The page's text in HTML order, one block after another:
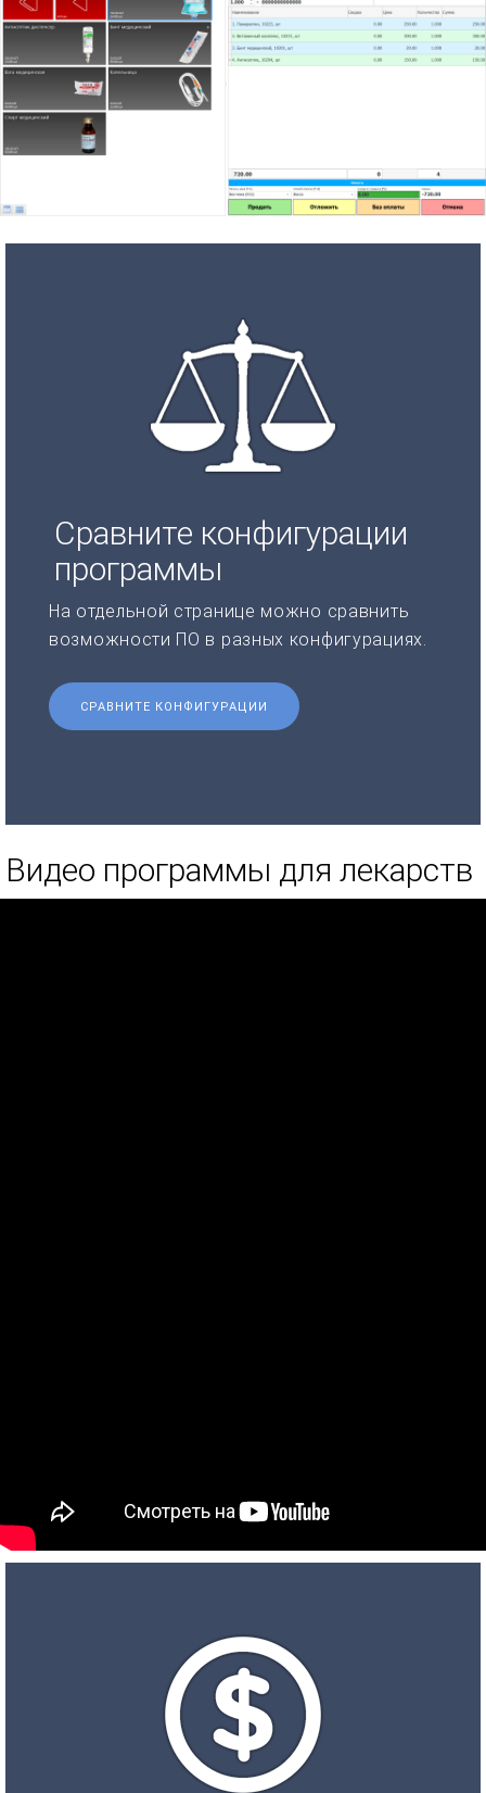
Сравните конфигурации
программы
На отдельной странице можно сравнить
возможности ПО в разных конфигурациях.
СРАВНИТЕ КОНФИГУРАЦИИ
Видео программы для лекарств